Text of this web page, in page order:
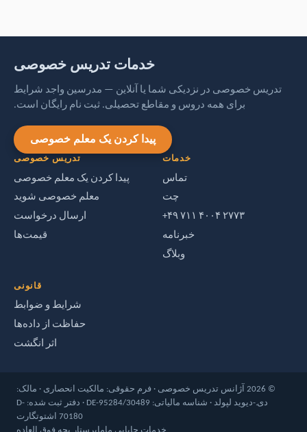
خدمات تدریس خصوصی
تدریس خصوصی در نزدیکی شما یا آنلاین — مدرسین واجد شرایط
برای همه دروس و مقاطع تحصیلی. ثبت نام رایگان است.
پیدا کردن یک معلم خصوصی
تدریس خصوصی
پیدا کردن یک معلم خصوصی
معلم خصوصی شوید
ارسال درخواست
قیمت‌ها
خدمات
تماس
چت
‎+۴۹ ۷۱۱ ۴۰۰۴ ۲۷۷۳‎
خبرنامه
وبلاگ
قانونی
شرایط و ضوابط
حفاظت از داده‌ها
اثر انگشت
© 2026 آژانس تدریس خصوصی · فرم حقوقی: مالکیت انحصاری · مالک:
دی.-دیوید لپولد · شناسه مالیاتی: DE-95284/30489 · دفتر ثبت شده: D-
70180 اشتوتگارت